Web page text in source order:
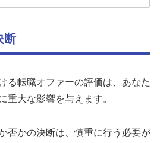
断
る転職オファーの評価は、あなた
重大な影響を与えます。
否かの決断は、慎重に行う必要が